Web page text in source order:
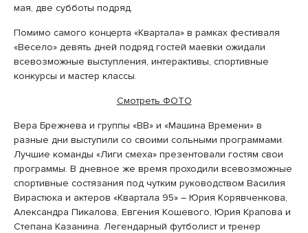
мая, две субботы подряд.
Помимо самого концерта «Квартала» в рамках фестиваля
«Весело» девять дней подряд гостей маевки ожидали
всевозможные выступления, интерактивы, спортивные
конкурсы и мастер классы.
Смотреть ФОТО
Вера Брежнева и группы «ВВ» и «Машина Времени» в
разные дни выступили со своими сольными программами.
Лучшие команды «Лиги смеха» презентовали гостям свои
программы. В дневное же время проходили всевозможные
спортивные состязания под чутким руководством Василия
Вирастюка и актеров «Квартала 95» – Юрия Корявченкова,
Александра Пикалова, Евгения Кошевого, Юрия Крапова и
Степана Казанина. Легендарный футболист и тренер